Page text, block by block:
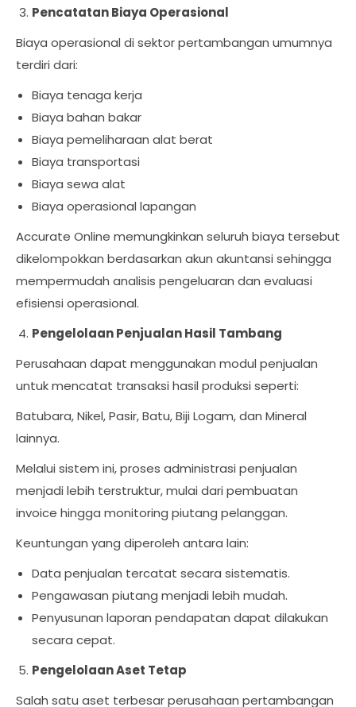
Pencatatan Biaya Operasional
Biaya operasional di sektor pertambangan umumnya
terdiri dari:
Biaya tenaga kerja
Biaya bahan bakar
Biaya pemeliharaan alat berat
Biaya transportasi
Biaya sewa alat
Biaya operasional lapangan
Accurate Online memungkinkan seluruh biaya tersebut
dikelompokkan berdasarkan akun akuntansi sehingga
mempermudah analisis pengeluaran dan evaluasi
efisiensi operasional.
Pengelolaan Penjualan Hasil Tambang
Perusahaan dapat menggunakan modul penjualan
untuk mencatat transaksi hasil produksi seperti:
Batubara, Nikel, Pasir, Batu, Biji Logam, dan Mineral
lainnya.
Melalui sistem ini, proses administrasi penjualan
menjadi lebih terstruktur, mulai dari pembuatan
invoice hingga monitoring piutang pelanggan.
Keuntungan yang diperoleh antara lain:
Data penjualan tercatat secara sistematis.
Pengawasan piutang menjadi lebih mudah.
Penyusunan laporan pendapatan dapat dilakukan
secara cepat.
Pengelolaan Aset Tetap
Salah satu aset terbesar perusahaan pertambangan